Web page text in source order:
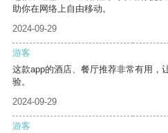
助你在网络上自由移动。
2024-09-29
游客
这款app的酒店、餐厅推荐非常有用，
验。
2024-09-29
游客